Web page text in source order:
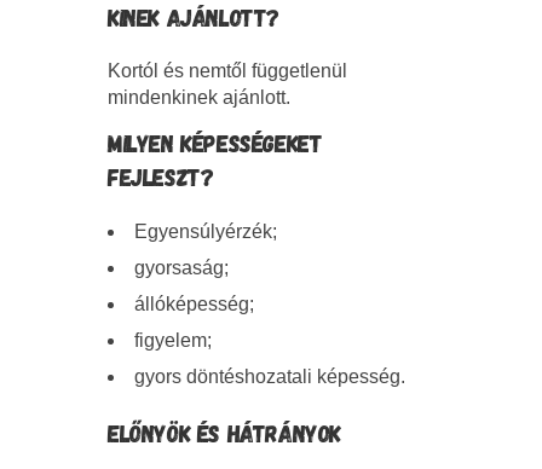
KINEK AJÁNLOTT?
Kortól és nemtől függetlenül
mindenkinek ajánlott.
MILYEN KÉPESSÉGEKET
FEJLESZT?
Egyensúlyérzék;
gyorsaság;
állóképesség;
figyelem;
gyors döntéshozatali képesség.
ELŐNYÖK ÉS HÁTRÁNYOK